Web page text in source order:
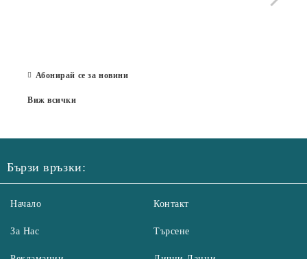
Абонирай се за новини
Виж всички
Бързи връзки:
Начало
За Нас
Контакт
Търсене